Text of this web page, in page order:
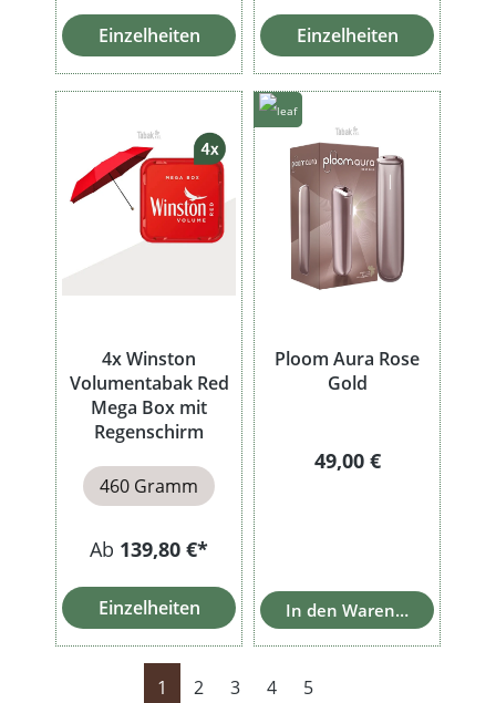
Einzelheiten Einzelheiten
4x Winston
Volumentabak Red
Mega Box mit
Regenschirm
460 Gramm
Ab 139,80 €*
Einzelheiten
Ploom Aura Rose
Gold
Regulärer Preis:
49,00 €
In den Warenkorb
Seite
1 Seite
2 Seite
3 Seite
4 Seite
5